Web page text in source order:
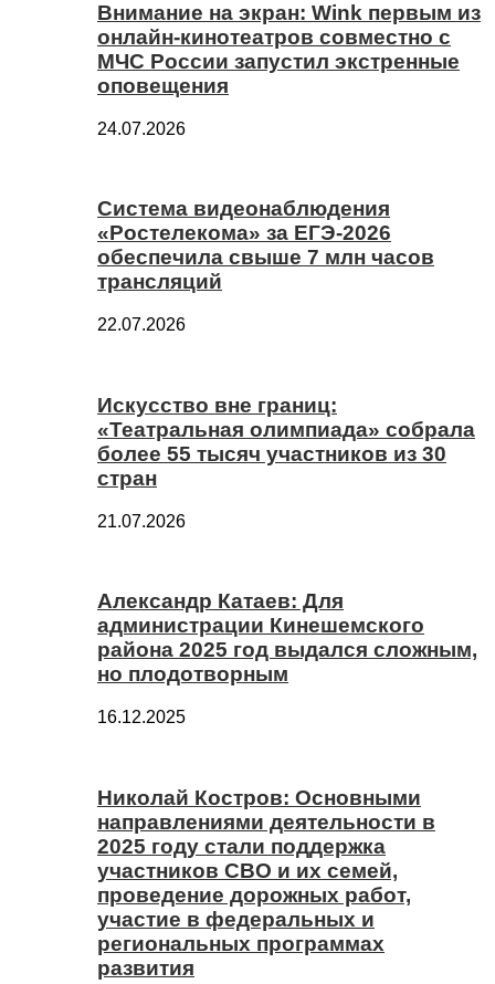
Внимание на экран: Wink первым из
онлайн-кинотеатров совместно с
МЧС России запустил экстренные
оповещения
24.07.2026
Система видеонаблюдения
«Ростелекома» за ЕГЭ-2026
обеспечила свыше 7 млн часов
трансляций
22.07.2026
Искусство вне границ:
«Театральная олимпиада» собрала
более 55 тысяч участников из 30
стран
21.07.2026
Александр Катаев: Для
администрации Кинешемского
района 2025 год выдался сложным,
но плодотворным
16.12.2025
Николай Костров: Основными
направлениями деятельности в
2025 году стали поддержка
участников СВО и их семей,
проведение дорожных работ,
участие в федеральных и
региональных программах
развития